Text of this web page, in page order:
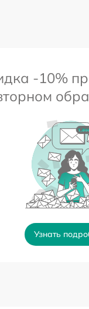
-10%
Узнать